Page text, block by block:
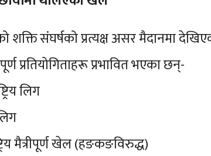
शक्ति संघर्षको प्रत्यक्ष असर मैदानमा
प्रतियोगिताहरू प्रभावित भएका छन्-
लिग
मैत्रीपूर्ण खेल (हङकङविरुद्ध)